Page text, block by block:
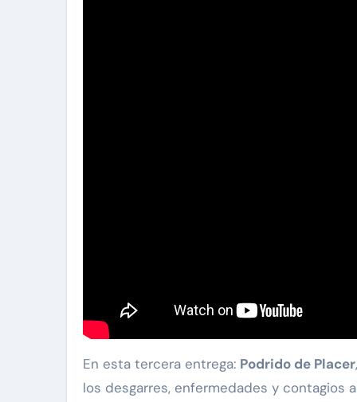
En esta tercera entrega: Podrido de Placer
los desgarres, enfermedades y contagios